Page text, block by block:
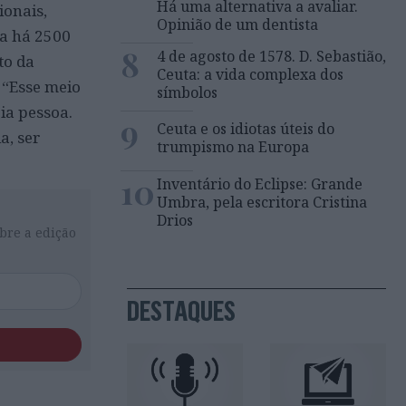
há 2500
da
meio
pessoa.
ser
a edição
Há uma alternativa a avaliar.
Opinião de um dentista
8
4 de agosto de 1578. D. Sebastião,
Ceuta: a vida complexa dos
símbolos
9
Ceuta e os idiotas úteis do
trumpismo na Europa
10Inventário do Eclipse: Grande
Umbra, pela escritora Cristina
Drios
DESTAQUES